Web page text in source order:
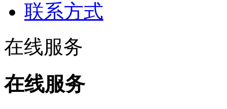
联系方式
在线服务
在线服务